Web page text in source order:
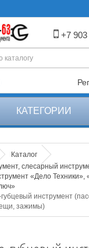
+7
КАТЕГОРИИ
Каталог
слесарный
«Дело Техники»,
инструмент
зажимы)